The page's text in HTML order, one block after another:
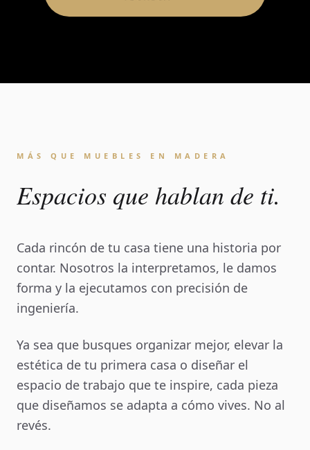
MÁS QUE MUEBLES EN MADERA
Espacios que hablan de ti.
Cada rincón de tu casa tiene una historia por
contar. Nosotros la interpretamos, le damos
forma y la ejecutamos con precisión de
ingeniería.
Ya sea que busques organizar mejor, elevar la
estética de tu primera casa o diseñar el
espacio de trabajo que te inspire, cada pieza
que diseñamos se adapta a cómo vives. No al
revés.